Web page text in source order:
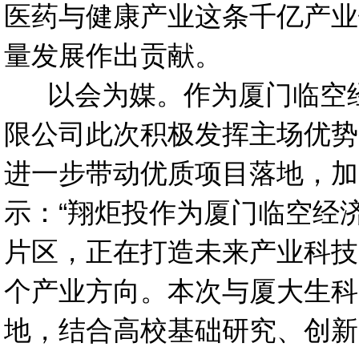
医药与健康产业这条千亿产
量发展作出贡献。
以会为媒。作为厦门临空
限公司此次积极发挥主场优
进一步带动优质项目落地，
示：“翔炬投作为厦门临空经
片区，正在打造未来产业科
个产业方向。本次与厦大生
地，结合高校基础研究、创